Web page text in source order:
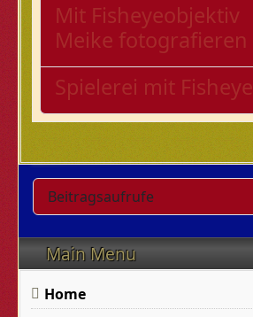
Main Menu
Home
Mit Fisheyeobjektiv
Meike fotografieren
Spielerei mit Fisheye
Beitragsaufrufe